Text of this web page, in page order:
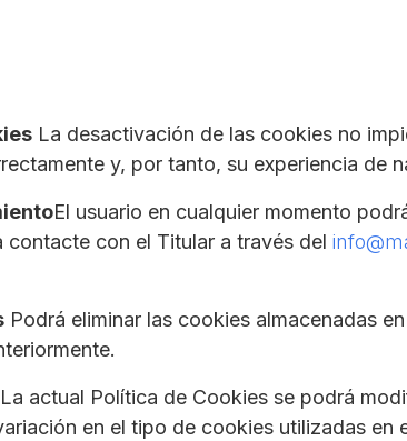
La desactivación de las cookies no
y, por tanto, su experiencia de
El usuario en cualquier momento
contacte con el Titular a través del
Podrá eliminar las cookies almacenadas
La actual Política de Cookies se podrá
en el tipo de cookies utilizadas